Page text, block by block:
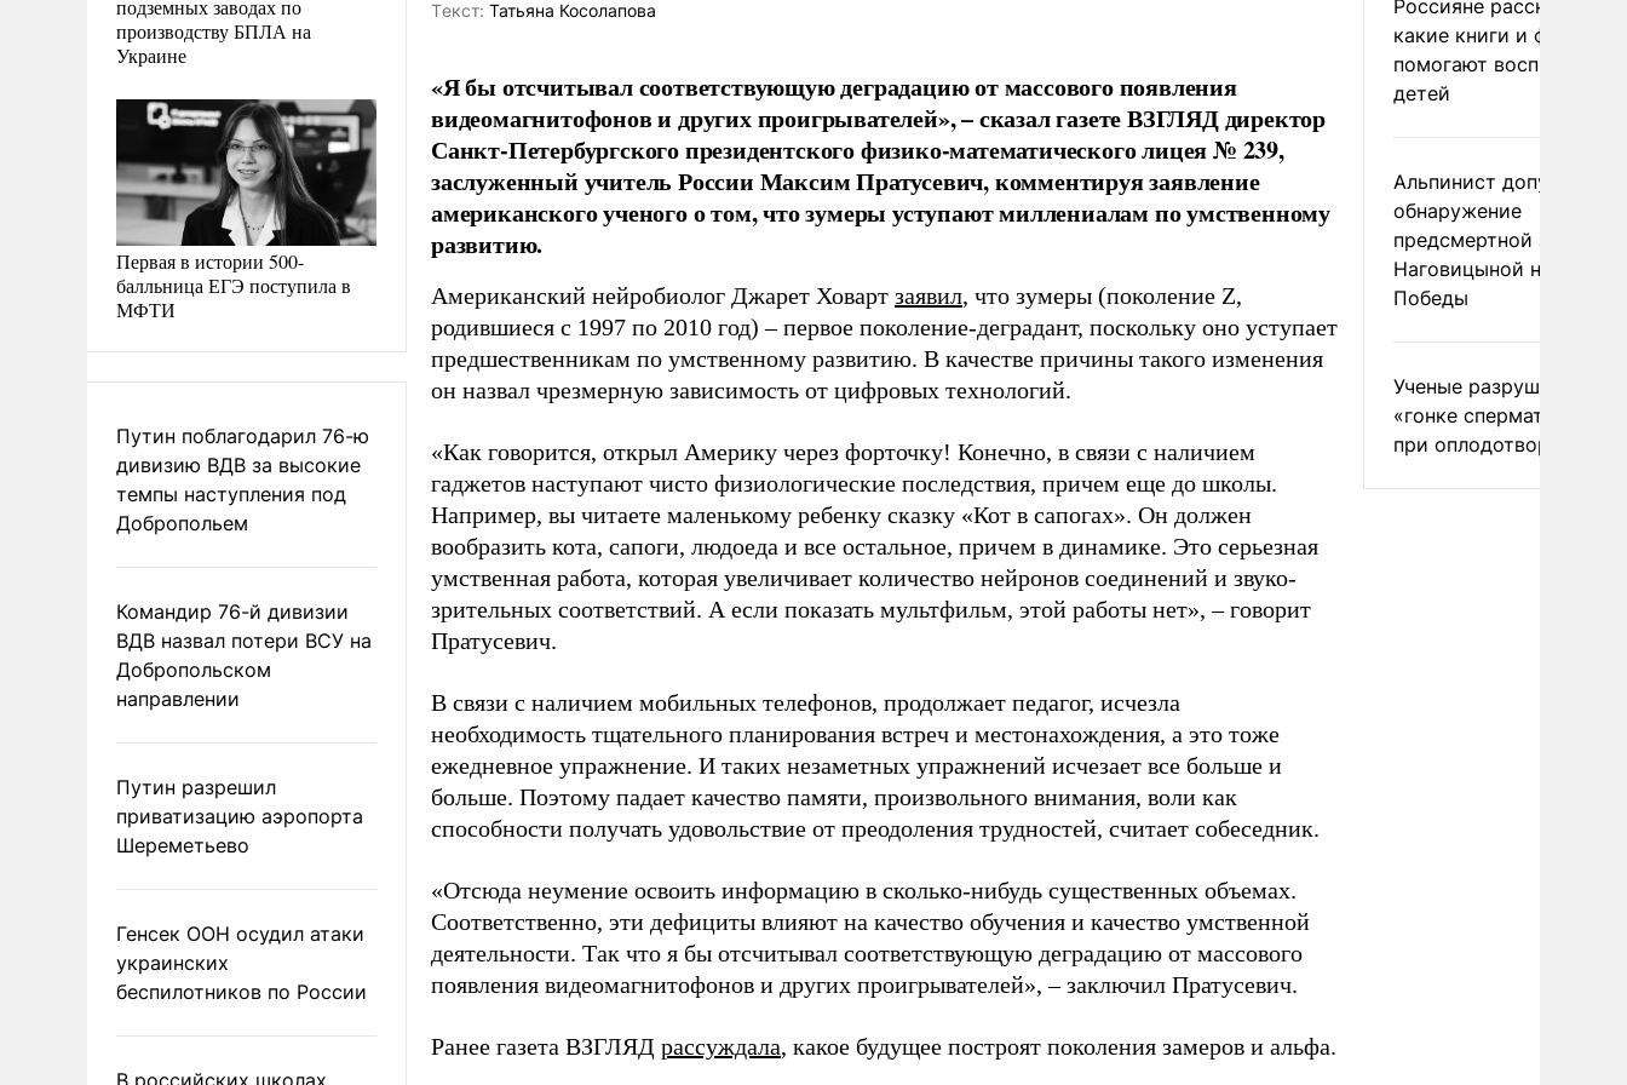
подземных заводах по
производству БПЛА на
Украине
Первая в истории 500-
балльница ЕГЭ поступила в
МФТИ
Путин поблагодарил 76-ю
дивизию ВДВ за высокие
темпы наступления под
Добропольем
Командир 76-й дивизии
ВДВ назвал потери ВСУ на
Добропольском
направлении
Путин разрешил
приватизацию аэропорта
Шереметьево
Генсек ООН осудил атаки
украинских
беспилотников по России
В российских школах
Tекст: Татьяна Косолапова
«Я бы отсчитывал соответствующую деградацию от массового появления
видеомагнитофонов и других проигрывателей», – сказал газете ВЗГЛЯД директор
Санкт-Петербургского президентского физико-математического лицея № 239,
заслуженный учитель России Максим Пратусевич, комментируя заявление
американского ученого о том, что зумеры уступают миллениалам по умственному
развитию.
Американский нейробиолог Джарет Ховарт заявил, что зумеры (поколение Z,
родившиеся с 1997 по 2010 год) – первое поколение-деградант, поскольку оно уступает
предшественникам по умственному развитию. В качестве причины такого изменения
он назвал чрезмерную зависимость от цифровых технологий.
«Как говорится, открыл Америку через форточку! Конечно, в связи с наличием
гаджетов наступают чисто физиологические последствия, причем еще до школы.
Например, вы читаете маленькому ребенку сказку «Кот в сапогах». Он должен
вообразить кота, сапоги, людоеда и все остальное, причем в динамике. Это серьезная
умственная работа, которая увеличивает количество нейронов соединений и звуко-
зрительных соответствий. А если показать мультфильм, этой работы нет», – говорит
Пратусевич.
В связи с наличием мобильных телефонов, продолжает педагог, исчезла
необходимость тщательного планирования встреч и местонахождения, а это тоже
ежедневное упражнение. И таких незаметных упражнений исчезает все больше и
больше. Поэтому падает качество памяти, произвольного внимания, воли как
способности получать удовольствие от преодоления трудностей, считает собеседник.
«Отсюда неумение освоить информацию в сколько-нибудь существенных объемах.
Соответственно, эти дефициты влияют на качество обучения и качество умственной
деятельности. Так что я бы отсчитывал соответствующую деградацию от массового
появления видеомагнитофонов и других проигрывателей», – заключил Пратусевич.
Ранее газета ВЗГЛЯД рассуждала, какое будущее построят поколения замеров и альфа.
Россияне рассказали,
какие книги и фильмы
помогают воспитывать
детей
Альпинист допустил
обнаружение
предсмертной записки
Наговицыной на пике
Победы
Ученые разрушили миф
«гонке
при оплодотворении